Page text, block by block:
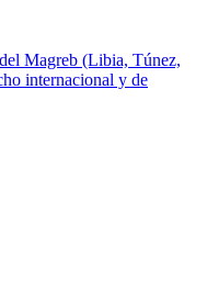
Magreb (Libia, Túnez,
internacional y de